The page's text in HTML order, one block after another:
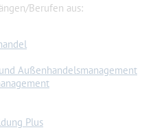
Berufen aus:
Außenhandelsmanagement
Plus